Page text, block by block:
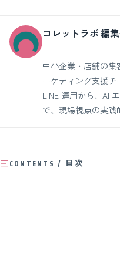
コレットラボ 編
中小企業・店舗の
ーケティング支援チ
LINE 運用から、AI
で、現場視点の実践
CONTENTS / 目次